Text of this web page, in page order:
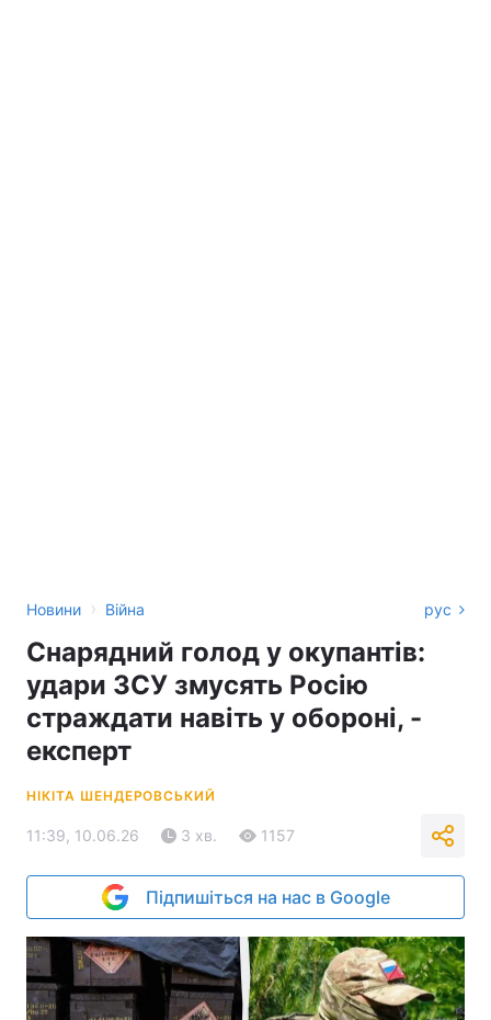
Новини › Війна рус
Снарядний голод у окупантів:
удари ЗСУ змусять Росію
страждати навіть у обороні, -
експерт
НІКІТА ШЕНДЕРОВСЬКИЙ
11:39, 10.06.26 3 хв. 1157
Підпишіться на нас в Google